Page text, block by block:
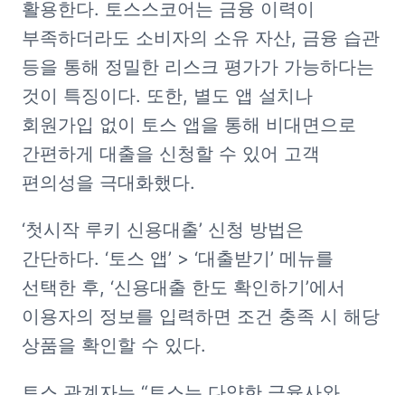
활용한다. 토스스코어는 금융 이력이
부족하더라도 소비자의 소유 자산, 금융 습관
등을 통해 정밀한 리스크 평가가 가능하다는
것이 특징이다. 또한, 별도 앱 설치나
회원가입 없이 토스 앱을 통해 비대면으로
간편하게 대출을 신청할 수 있어 고객
편의성을 극대화했다.
‘첫시작 루키 신용대출’ 신청 방법은
간단하다. ‘토스 앱’ > ‘대출받기’ 메뉴를
선택한 후, ‘신용대출 한도 확인하기’에서
이용자의 정보를 입력하면 조건 충족 시 해당
상품을 확인할 수 있다.